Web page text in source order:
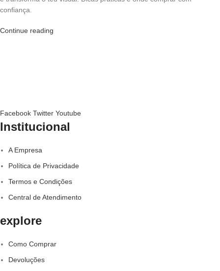
confiança.
Continue reading
Facebook Twitter Youtube
Institucional
A Empresa
Política de Privacidade
Termos e Condições
Central de Atendimento
explore
Como Comprar
Devoluções